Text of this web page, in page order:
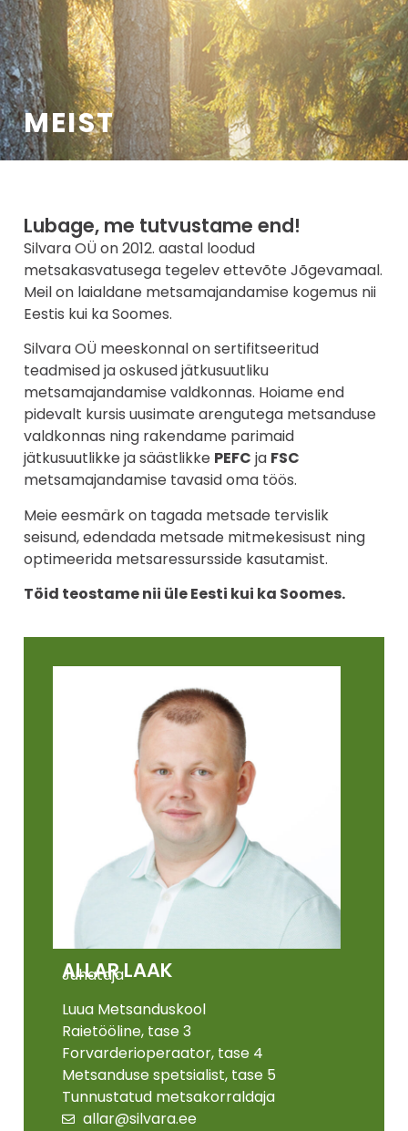
MEIST
Lubage, me tutvustame end!
Silvara OÜ on 2012. aastal loodud
metsakasvatusega tegelev ettevõte Jõgevamaal.
Meil on laialdane metsamajandamise kogemus nii
Eestis kui ka Soomes.
Silvara OÜ meeskonnal on sertifitseeritud
teadmised ja oskused jätkusuutliku
metsamajandamise valdkonnas. Hoiame end
pidevalt kursis uusimate arengutega metsanduse
valdkonnas ning rakendame parimaid
jätkusuutlikke ja säästlikke PEFC ja FSC
metsamajandamise tavasid oma töös.
Meie eesmärk on tagada metsade tervislik
seisund, edendada metsade mitmekesisust ning
optimeerida metsaressursside kasutamist.
Töid teostame nii üle Eesti kui ka Soomes.
ALLAR LAAK
Juhataja
Luua Metsanduskool
Raietööline, tase 3
Forvarderioperaator, tase 4
Metsanduse spetsialist, tase 5
Tunnustatud metsakorraldaja
allar@silvara.ee